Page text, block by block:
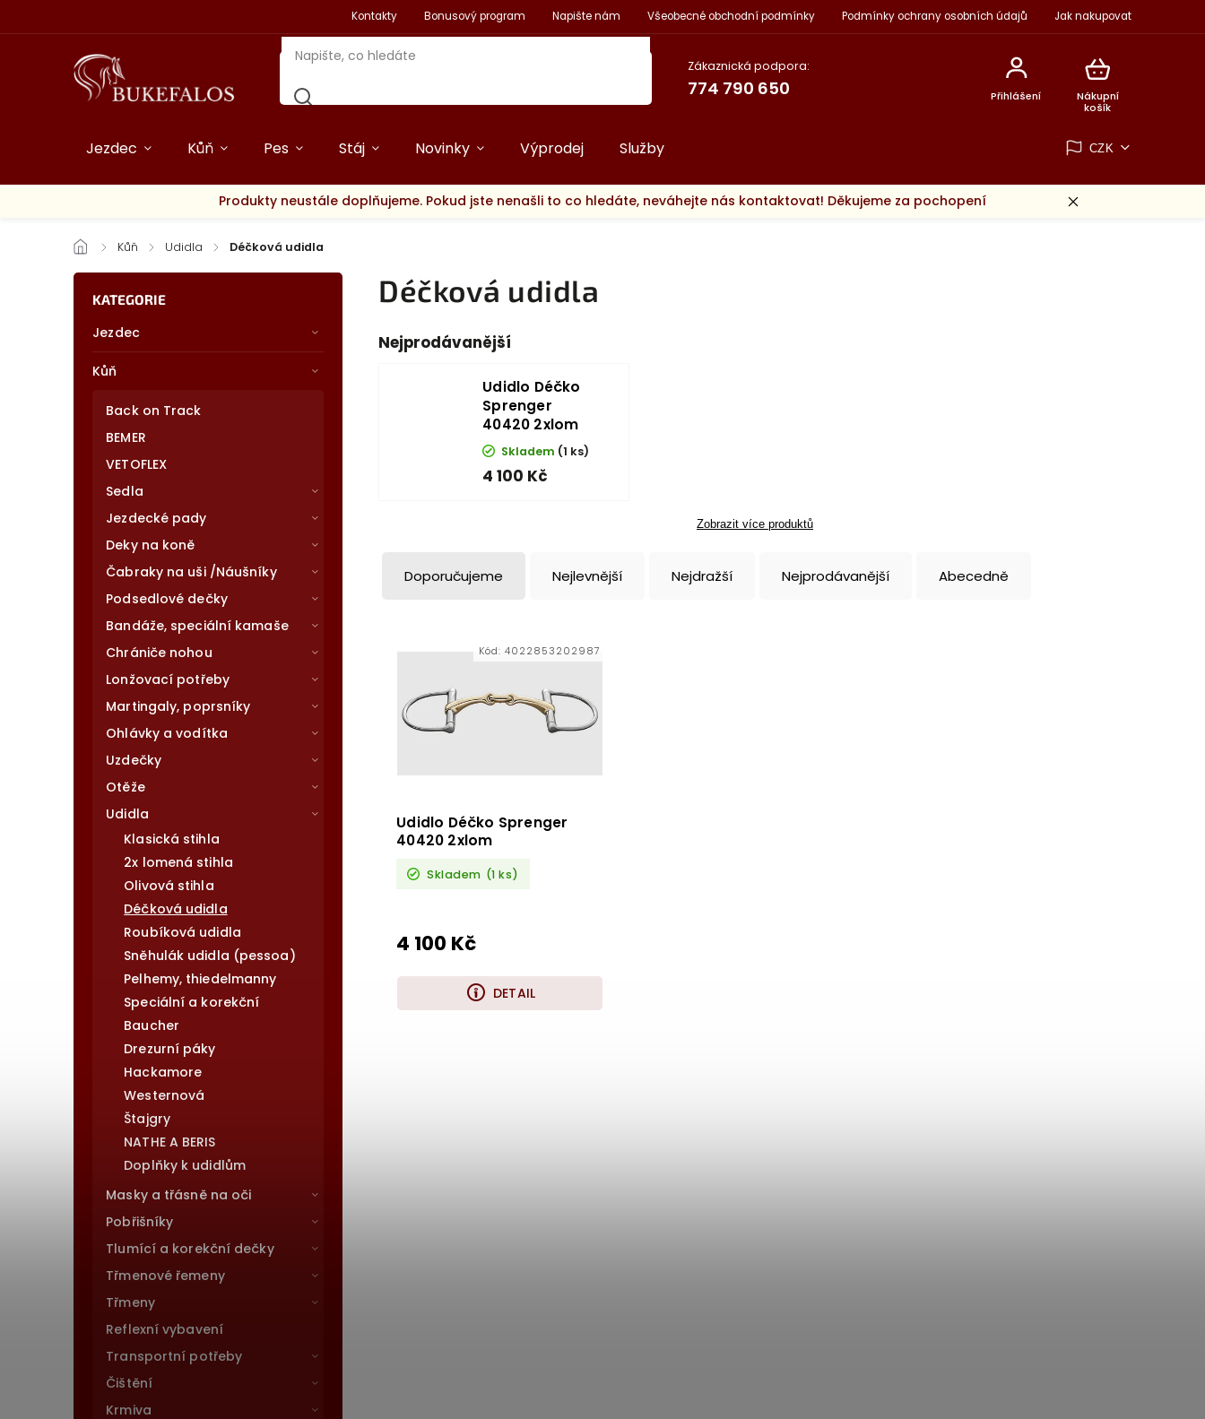
Kontakty Bonusový program Napište nám Všeobecné obchodní podmínky Podmínky ochrany osobních údajů Jak nakupovat
Zákaznická podpora:
774 790 650
Nákupní
košík
Přihlášení
CZK
Jezdec Kůň Pes Stáj Novinky Výprodej Služby
Produkty neustále doplňujeme. Pokud jste nenašli to co hledáte, neváhejte nás kontaktovat! Děkujeme za pochopení
/ Kůň / Udidla / Déčková udidla
KATEGORIE
Jezdec
Kůň
Back on Track
BEMER
VETOFLEX
Sedla
Jezdecké pady
Deky na koně
Čabraky na uši /Náušníky
Podsedlové dečky
Bandáže, speciální kamaše
Chrániče nohou
Lonžovací potřeby
Martingaly, poprsníky
Ohlávky a vodítka
Uzdečky
Otěže
Udidla
Klasická stihla
2x lomená stihla
Olivová stihla
Déčková udidla
Roubíková udidla
Sněhulák udidla (pessoa)
Pelhemy, thiedelmanny
Speciální a korekční
Baucher
Drezurní páky
Hackamore
Westernová
Štajgry
NATHE A BERIS
Doplňky k udidlům
Masky a třásně na oči
Pobřišníky
Tlumící a korekční dečky
Třmenové řemeny
Třmeny
Reflexní vybavení
Transportní potřeby
Čištění
Krmiva
Déčková udidla
Nejprodávanější
Udidlo Déčko
Sprenger
40420 2xlom
Skladem (1 ks)
4 100 Kč
Zobrazit více produktů
Doporučujeme Nejlevnější Nejdražší Nejprodávanější Abecedně
Udidlo Déčko Sprenger
40420 2xlom
Skladem (1 ks)
4 100 Kč
DETAIL
Kód:4022853202987